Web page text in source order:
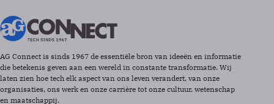
AG Connect is sinds 1967 de essentiële bron van ideeën en informatie
die betekenis geven aan een wereld in constante transformatie. Wij
laten zien hoe tech elk aspect van ons leven verandert, van onze
organisaties, ons werk en onze carrière tot onze cultuur, wetenschap
en maatschappij.